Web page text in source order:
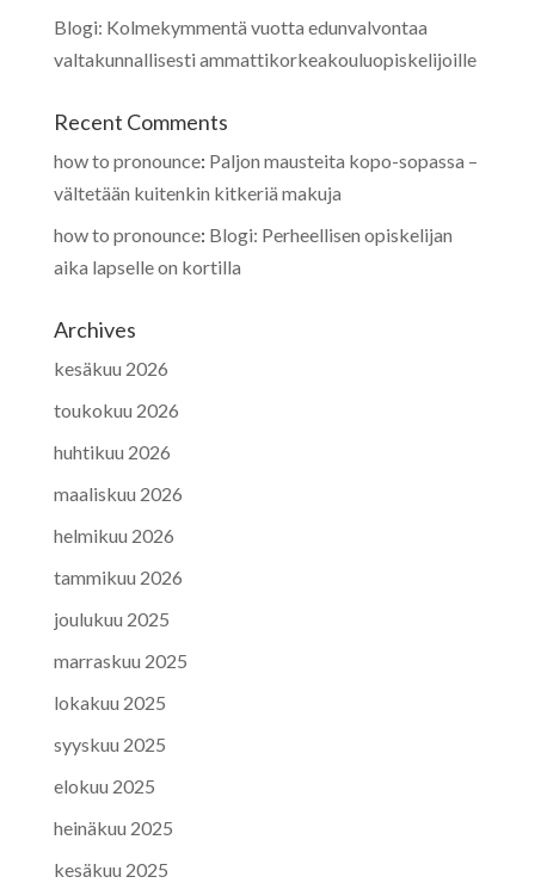
Blogi: Kolmekymmentä vuotta edunvalvontaa
valtakunnallisesti ammattikorkeakouluopiskelijoille
Recent Comments
how to pronounce: Paljon mausteita kopo-sopassa –
vältetään kuitenkin kitkeriä makuja
how to pronounce: Blogi: Perheellisen opiskelijan
aika lapselle on kortilla
Archives
kesäkuu 2026
toukokuu 2026
huhtikuu 2026
maaliskuu 2026
helmikuu 2026
tammikuu 2026
joulukuu 2025
marraskuu 2025
lokakuu 2025
syyskuu 2025
elokuu 2025
heinäkuu 2025
kesäkuu 2025